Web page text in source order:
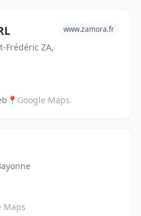
Frédéric ZA,
www.zamora.fr
📍 Google Maps
Maps